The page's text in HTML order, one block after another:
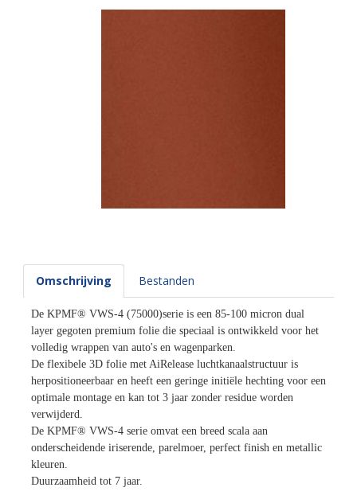
Omschrijving Bestanden
De KPMF® VWS-4 (75000)serie is een 85-100 micron dual
layer gegoten premium folie die speciaal is ontwikkeld voor het
volledig wrappen van auto's en wagenparken.
De flexibele 3D folie met AiRelease luchtkanaalstructuur is
herpositioneerbaar en heeft een geringe initiële hechting voor een
optimale montage en kan tot 3 jaar zonder residue worden
verwijderd.
De KPMF® VWS-4 serie omvat een breed scala aan
onderscheidende iriserende, parelmoer, perfect finish en metallic
kleuren.
Duurzaamheid tot 7 jaar.